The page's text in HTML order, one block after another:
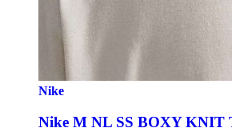
Nike
Nike M NL SS BOXY KNIT